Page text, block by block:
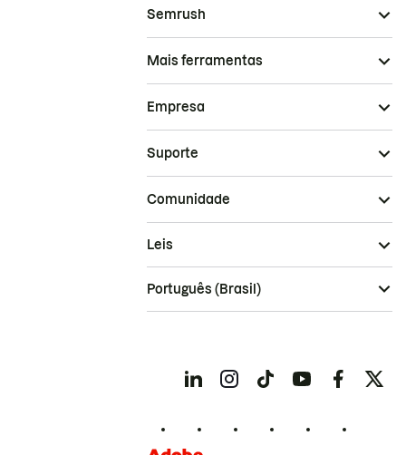
Semrush
Mais ferramentas
Empresa
Suporte
Comunidade
Leis
Português (Brasil)